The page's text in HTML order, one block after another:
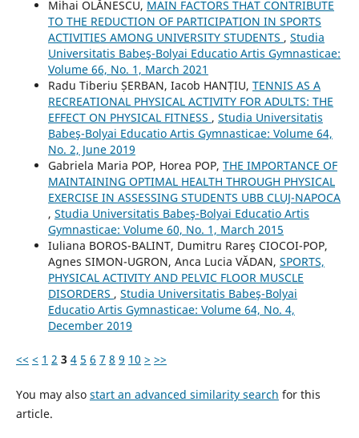
Mihai OLĂNESCU, MAIN FACTORS THAT CONTRIBUTE
TO THE REDUCTION OF PARTICIPATION IN SPORTS
ACTIVITIES AMONG UNIVERSITY STUDENTS , Studia
Universitatis Babeş-Bolyai Educatio Artis Gymnasticae:
Volume 66, No. 1, March 2021
Radu Tiberiu ȘERBAN, Iacob HANȚIU, TENNIS AS A
RECREATIONAL PHYSICAL ACTIVITY FOR ADULTS: THE
EFFECT ON PHYSICAL FITNESS , Studia Universitatis
Babeş-Bolyai Educatio Artis Gymnasticae: Volume 64,
No. 2, June 2019
Gabriela Maria POP, Horea POP, THE IMPORTANCE OF
MAINTAINING OPTIMAL HEALTH THROUGH PHYSICAL
EXERCISE IN ASSESSING STUDENTS UBB CLUJ-NAPOCA
, Studia Universitatis Babeş-Bolyai Educatio Artis
Gymnasticae: Volume 60, No. 1, March 2015
Iuliana BOROS-BALINT, Dumitru Rareş CIOCOI-POP,
Agnes SIMON-UGRON, Anca Lucia VĂDAN, SPORTS,
PHYSICAL ACTIVITY AND PELVIC FLOOR MUSCLE
DISORDERS , Studia Universitatis Babeş-Bolyai
Educatio Artis Gymnasticae: Volume 64, No. 4,
December 2019
<< < 1 2 3 4 5 6 7 8 9 10 > >>
You may also start an advanced similarity search for this
article.